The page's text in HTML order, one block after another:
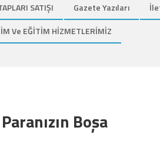
SATIŞI Gazete Yazıları
Ve EĞİTİM HİZMETLERİMİZ
Boşa